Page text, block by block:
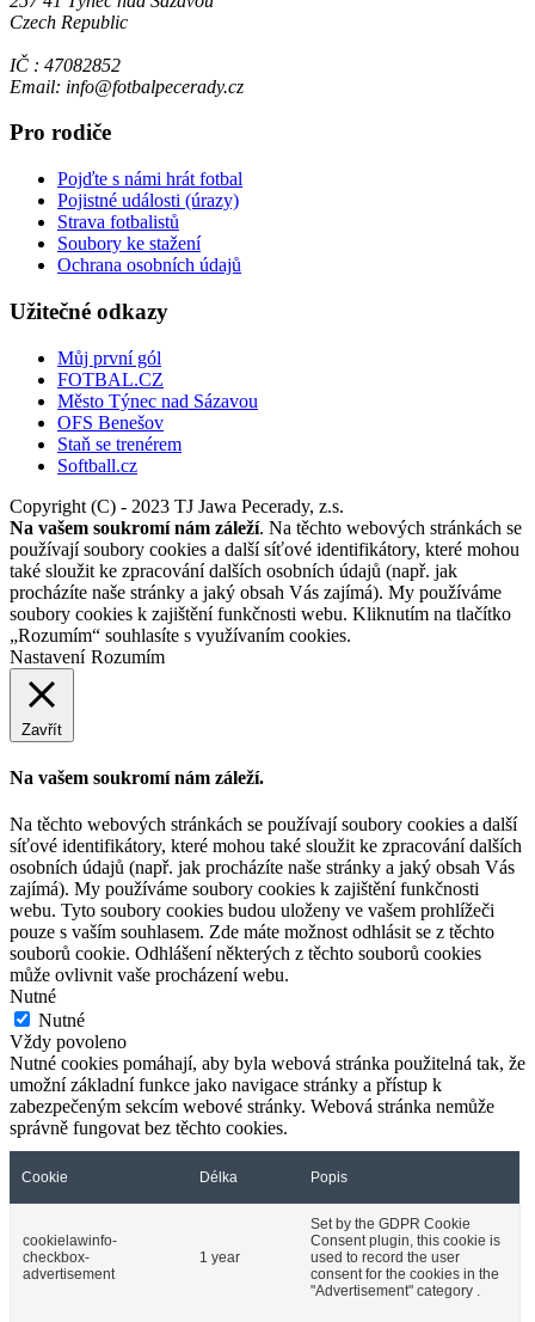
Czech Republic
IČ : 47082852
Email: info@fotbalpecerady.cz
Pro rodiče
Pojďte s námi hrát fotbal
Pojistné události (úrazy)
Strava fotbalistů
Soubory ke stažení
Ochrana osobních údajů
Užitečné odkazy
Můj první gól
FOTBAL.CZ
Město Týnec nad Sázavou
OFS Benešov
Staň se trenérem
Softball.cz
Copyright (C) - 2023 TJ Jawa Pecerady, z.s.
Na vašem soukromí nám záleží. Na těchto webových stránkách se
používají soubory cookies a další síťové identifikátory, které mohou
také sloužit ke zpracování dalších osobních údajů (např. jak
procházíte naše stránky a jaký obsah Vás zajímá). My používáme
soubory cookies k zajištění funkčnosti webu. Kliknutím na tlačítko
„Rozumím“ souhlasíte s využívaním cookies.
Nastavení Rozumím
Zavřít
Na vašem soukromí nám záleží.
Na těchto webových stránkách se používají soubory cookies a další
síťové identifikátory, které mohou také sloužit ke zpracování dalších
osobních údajů (např. jak procházíte naše stránky a jaký obsah Vás
zajímá). My používáme soubory cookies k zajištění funkčnosti
webu. Tyto soubory cookies budou uloženy ve vašem prohlížeči
pouze s vaším souhlasem. Zde máte možnost odhlásit se z těchto
souborů cookie. Odhlášení některých z těchto souborů cookies
může ovlivnit vaše procházení webu.
Nutné
Nutné
Vždy povoleno
Nutné cookies pomáhají, aby byla webová stránka použitelná tak, že
umožní základní funkce jako navigace stránky a přístup k
zabezpečeným sekcím webové stránky. Webová stránka nemůže
správně fungovat bez těchto cookies.
Cookie Délka Popis
cookielawinfo-
checkbox-
advertisement
1 year
Set by the GDPR Cookie
Consent plugin, this cookie is
used to record the user
consent for the cookies in the
"Advertisement" category .